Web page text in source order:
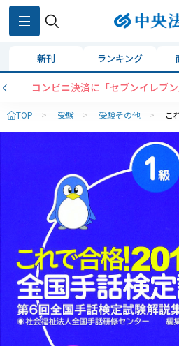
新刊 ランキング
コンビニ決済に「セブンイレブ
TOP > 受験 > 受験その他 > こ